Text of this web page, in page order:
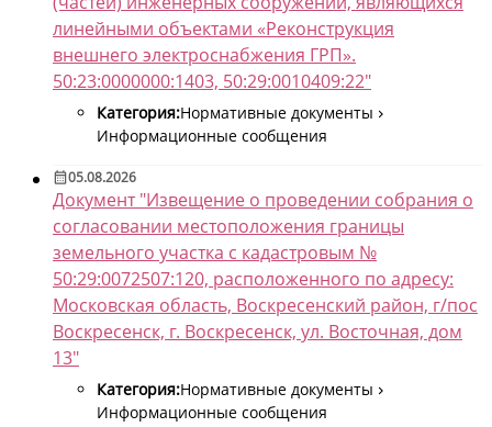
линейными объектами «Реконструкция
внешнего электроснабжения ГРП».
50:23:0000000:1403, 50:29:0010409:22"
Категория:Нормативные документы
Информационные сообщения
05.08.2026
Документ "Извещение о проведении собрания о
согласовании местоположения границы
земельного участка с кадастровым №
50:29:0072507:120, расположенного по адресу:
Московская область, Воскресенский район, г/пос
Воскресенск, г. Воскресенск, ул. Восточная, дом
13"
Категория:Нормативные документы
Информационные сообщения